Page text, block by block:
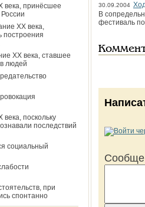
века, принёсшее
ХХ века,
построения
ХХ века, ставшее
людей
поскольку
последствий
социальный
при
спонтанно
30.09.2004
В
фестиваль